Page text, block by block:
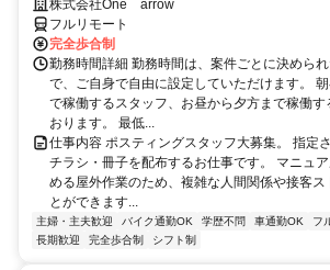
株式会社One arrow
フルリモート
完全歩合制
勤務時間詳細 勤務時間は、案件ごとに決めら
で、ご自身で自由に設定していただけます。
で稼働するスタッフ、お昼から夕方まで稼働
おります。 最低...
仕事内容 ポスティングスタッフ大募集。 指定
チラシ・冊子を配布するお仕事です。 マニュ
める屋外作業のため、複雑な人間関係や接客ス
とができます...
主婦・主夫歓迎 バイク通勤OK 学歴不問 車通勤OK フ
長期歓迎
完全歩合制 シフト制